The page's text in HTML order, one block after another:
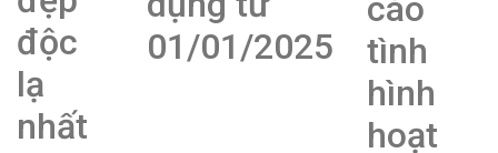
độc
lạ
nhất
01/01/2025
cáo
tình
hình
hoạt